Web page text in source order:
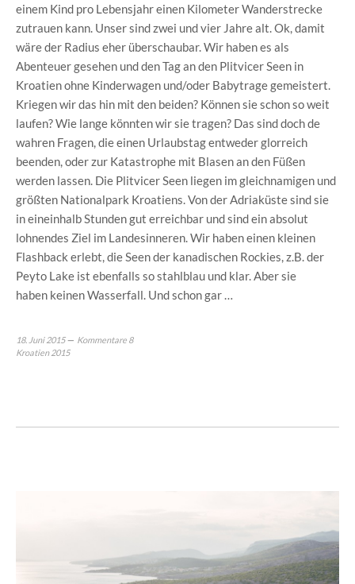
einem Kind pro Lebensjahr einen Kilometer Wanderstrecke
zutrauen kann. Unser sind zwei und vier Jahre alt. Ok, damit
wäre der Radius eher überschaubar. Wir haben es als
Abenteuer gesehen und den Tag an den Plitvicer Seen in
Kroatien ohne Kinderwagen und/oder Babytrage gemeistert.
Kriegen wir das hin mit den beiden? Können sie schon so weit
laufen? Wie lange könnten wir sie tragen? Das sind doch de
wahren Fragen, die einen Urlaubstag entweder glorreich
beenden, oder zur Katastrophe mit Blasen an den Füßen
werden lassen. Die Plitvicer Seen liegen im gleichnamigen und
größten Nationalpark Kroatiens. Von der Adriaküste sind sie
in eineinhalb Stunden gut erreichbar und sind ein absolut
lohnendes Ziel im Landesinneren. Wir haben einen kleinen
Flashback erlebt, die Seen der kanadischen Rockies, z.B. der
Peyto Lake ist ebenfalls so stahlblau und klar. Aber sie
haben keinen Wasserfall. Und schon gar …
18. Juni 2015
Kommentare 8
Kroatien 2015